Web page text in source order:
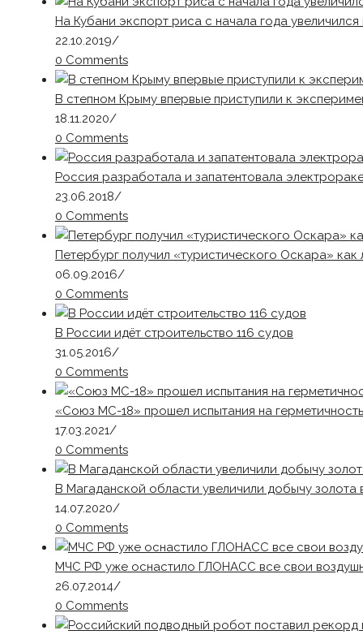
На Кубани экспорт риса с начала года увеличился
22.10.2019/
0 Comments
В степном Крыму впервые приступили к
18.11.2020/
0 Comments
Россия разработала и запатентовала
23.06.2018/
0 Comments
Петербург получил «туристического Оскара»
06.09.2016/
0 Comments
В России идёт строительство 116 судов
31.05.2016/
0 Comments
«Союз МС-18» прошел испытания на
17.03.2021/
0 Comments
В Магаданской области увеличили добычу золота
14.07.2020/
0 Comments
МЧС РФ уже оснастило ГЛОНАСС все свои
26.07.2014/
0 Comments